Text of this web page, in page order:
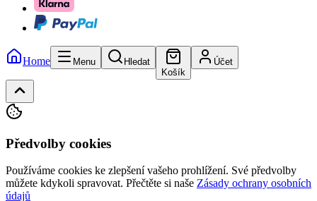
Home Menu
Hledat
Košík
Účet
Předvolby cookies
Používáme cookies ke zlepšení vašeho prohlížení. Své předvolby
můžete kdykoli spravovat. Přečtěte si naše Zásady ochrany osobních
údajů